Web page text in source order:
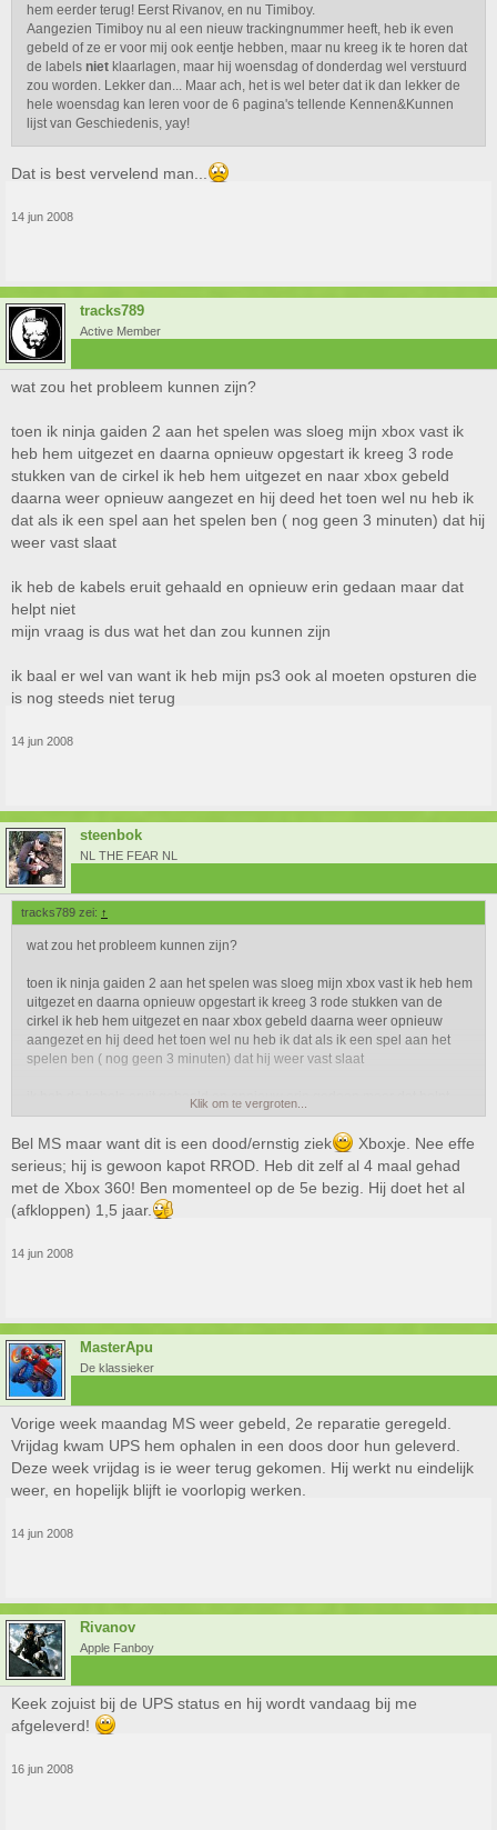
hem eerder terug! Eerst Rivanov, en nu Timiboy.
Aangezien Timiboy nu al een nieuw trackingnummer heeft, heb ik even
gebeld of ze er voor mij ook eentje hebben, maar nu kreeg ik te horen dat
de labels niet klaarlagen, maar hij woensdag of donderdag wel verstuurd
zou worden. Lekker dan... Maar ach, het is wel beter dat ik dan lekker de
hele woensdag kan leren voor de 6 pagina's tellende Kennen&Kunnen
lijst van Geschiedenis, yay!
Dat is best vervelend man...
14 jun 2008
tracks789
Active Member
wat zou het probleem kunnen zijn?
toen ik ninja gaiden 2 aan het spelen was sloeg mijn xbox vast ik
heb hem uitgezet en daarna opnieuw opgestart ik kreeg 3 rode
stukken van de cirkel ik heb hem uitgezet en naar xbox gebeld
daarna weer opnieuw aangezet en hij deed het toen wel nu heb ik
dat als ik een spel aan het spelen ben ( nog geen 3 minuten) dat hij
weer vast slaat
ik heb de kabels eruit gehaald en opnieuw erin gedaan maar dat
helpt niet
mijn vraag is dus wat het dan zou kunnen zijn
ik baal er wel van want ik heb mijn ps3 ook al moeten opsturen die
is nog steeds niet terug
14 jun 2008
steenbok
NL THE FEAR NL
tracks789 zei: ↑
wat zou het probleem kunnen zijn?
toen ik ninja gaiden 2 aan het spelen was sloeg mijn xbox vast ik heb hem
uitgezet en daarna opnieuw opgestart ik kreeg 3 rode stukken van de
cirkel ik heb hem uitgezet en naar xbox gebeld daarna weer opnieuw
aangezet en hij deed het toen wel nu heb ik dat als ik een spel aan het
spelen ben ( nog geen 3 minuten) dat hij weer vast slaat
ik heb de kabels eruit gehaald en opnieuw erin gedaan maar dat helpt
niet
mijn vraag is dus wat het dan zou kunnen zijn
ik baal er wel van want ik heb mijn ps3 ook al moeten opsturen die is nog
steeds niet terug
Klik om te vergroten...
Bel MS maar want dit is een dood/ernstig ziek
Xboxje. Nee effe
serieus; hij is gewoon kapot RROD. Heb dit zelf al 4 maal gehad
met de Xbox 360! Ben momenteel op de 5e bezig. Hij doet het al
(afkloppen) 1,5 jaar.
14 jun 2008
MasterApu
De klassieker
Vorige week maandag MS weer gebeld, 2e reparatie geregeld.
Vrijdag kwam UPS hem ophalen in een doos door hun geleverd.
Deze week vrijdag is ie weer terug gekomen. Hij werkt nu eindelijk
weer, en hopelijk blijft ie voorlopig werken.
14 jun 2008
Rivanov
Apple Fanboy
Keek zojuist bij de UPS status en hij wordt vandaag bij me
afgeleverd!
16 jun 2008